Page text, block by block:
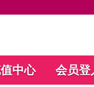
中心 会员登